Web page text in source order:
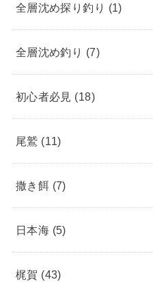
全層沈め探り釣り (1)
全層沈め釣り (7)
初心者必見 (18)
尾鷲 (11)
撒き餌 (7)
日本海 (5)
梶賀 (43)